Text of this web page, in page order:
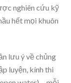
nghiên cứu kỹ
hết mọi khuôn
lưu ý về chủng
luyện, kính thi